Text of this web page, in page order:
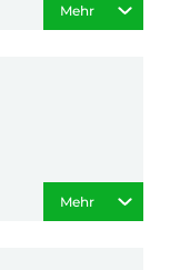
Mehr
Mehr